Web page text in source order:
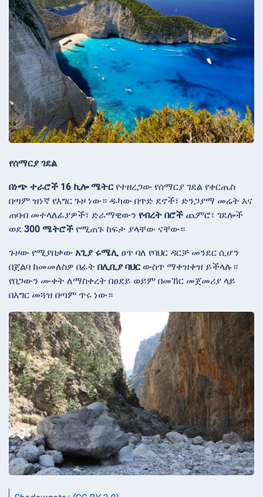
የሰማርያ ገደል
በነጭ ተራሮች 16 ኪሎ ሜትር የተዘረጋው የሰማርያ ገደል የቀርጤስ
በጣም ዝነኛ የእግር ጉዞ ነው። ዱካው በጥድ ደኖች፣ ድንጋያማ መሬት እና
ጠባብ መተላለፊያዎች፣ ድራማዊውን የብረት በሮች ጨምሮ፣ ገደሎች
ወደ 300 ሜትሮች የሚጠጉ ከፍታ ያላቸው ናቸው።
ጉዞው የሚያበቃው አጊያ ሩሜሊ ፀጥ ባለ የባህር ዳርቻ መንደር ሲሆን
በጀልባ ከመመለስዎ በፊት በሊቢያ ባህር ውስጥ ማቀዝቀዝ ይችላሉ።
የበጋውን ሙቀት ለማስቀረት በፀደይ ወይም በመኸር መጀመሪያ ላይ
በእግር መጓዝ በጣም ጥሩ ነው።